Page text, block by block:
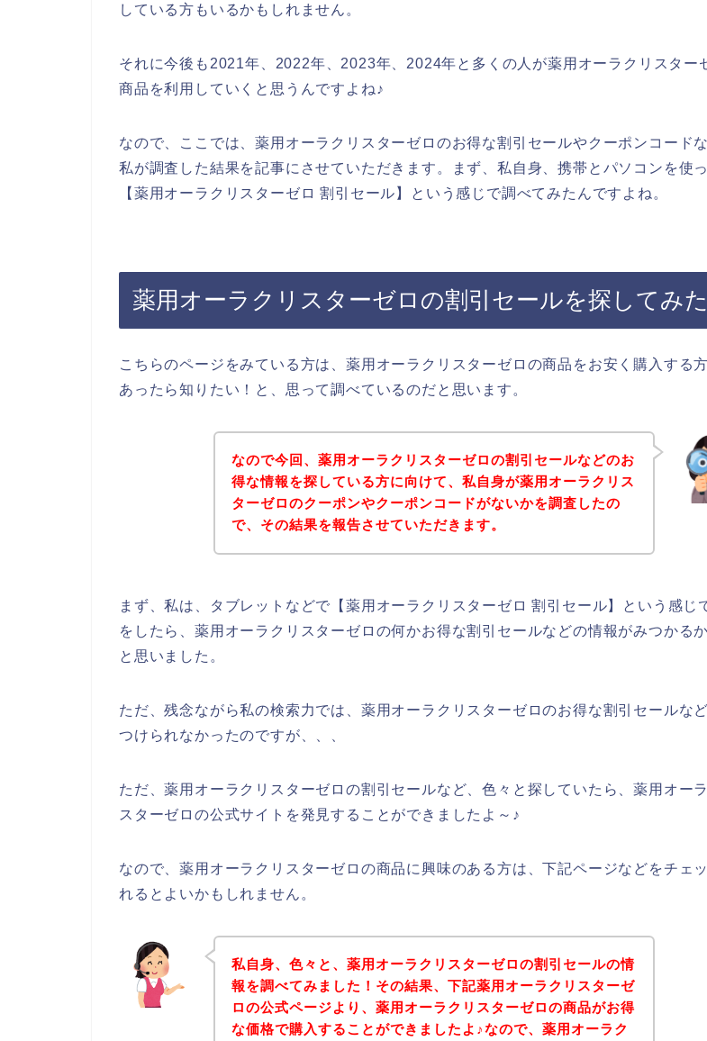
している方もいるかもしれません。
それに今後も2021年、2022年、2023年、2024年と多くの人が薬用オーラクリスター
商品を利用していくと思うんですよね♪
なので、ここでは、薬用オーラクリスターゼロのお得な割引セールやクーポンコードな
私が調査した結果を記事にさせていただきます。まず、私自身、携帯とパソコンを使
【薬用オーラクリスターゼロ 割引セール】という感じで調べてみたんですよね。
薬用オーラクリスターゼロの割引セールを探してみた
こちらのページをみている方は、薬用オーラクリスターゼロの商品をお安く購入する
あったら知りたい！と、思って調べているのだと思います。
なので今回、薬用オーラクリスターゼロの割引セールなどのお
得な情報を探している方に向けて、私自身が薬用オーラクリス
ターゼロのクーポンやクーポンコードがないかを調査したの
で、その結果を報告させていただきます。
まず、私は、タブレットなどで【薬用オーラクリスターゼロ 割引セール】という感じ
をしたら、薬用オーラクリスターゼロの何かお得な割引セールなどの情報がみつかるか
と思いました。
ただ、残念ながら私の検索力では、薬用オーラクリスターゼロのお得な割引セールな
つけられなかったのですが、、、
ただ、薬用オーラクリスターゼロの割引セールなど、色々と探していたら、薬用オー
スターゼロの公式サイトを発見することができましたよ～♪
なので、薬用オーラクリスターゼロの商品に興味のある方は、下記ページなどをチェ
れるとよいかもしれません。
私自身、色々と、薬用オーラクリスターゼロの割引セールの情
報を調べてみました！その結果、下記薬用オーラクリスターゼ
ロの公式ページより、薬用オーラクリスターゼロの商品がお得
な価格で購入することができましたよ♪なので、薬用オーラク